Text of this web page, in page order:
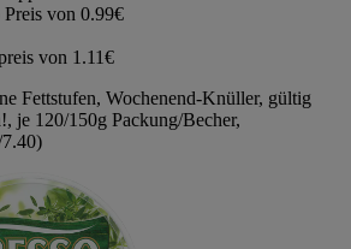
von 0.99€
von 1.11€
Fettstufen, Wochenend-Knüller, gültig
je 120/150g Packung/Becher,